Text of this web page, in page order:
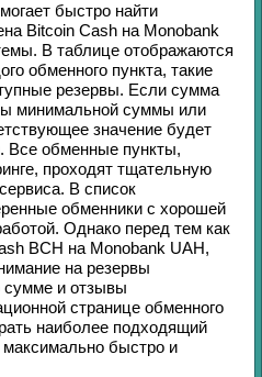
быстро найти
Bitcoin Cash на Monobank
В таблице отображаются
обменного пункта, такие
резервы. Если сумма
минимальной суммы или
значение будет
Все обменные пункты,
проходят тщательную
В список
обменники с хорошей
Однако перед тем как
BCH на Monobank UAH,
на резервы
сумме и отзывы
странице обменного
наиболее подходящий
быстро и